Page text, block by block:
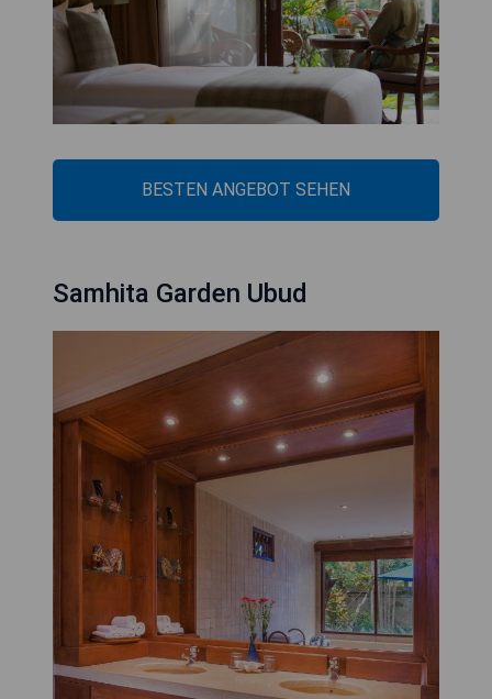
BESTEN ANGEBOT SEHEN
Samhita Garden Ubud